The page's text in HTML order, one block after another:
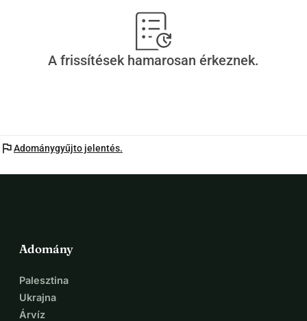
A frissítések hamarosan érkeznek.
flagAdománygyűjto jelentés.
Adomány
Palesztina
Ukrajna
Árvíz